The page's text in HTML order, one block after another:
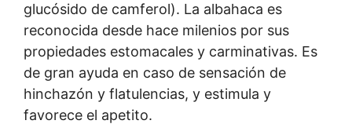
glucósido de camferol). La albahaca es
reconocida desde hace milenios por sus
propiedades estomacales y carminativas. Es
de gran ayuda en caso de sensación de
hinchazón y flatulencias, y estimula y
favorece el apetito.